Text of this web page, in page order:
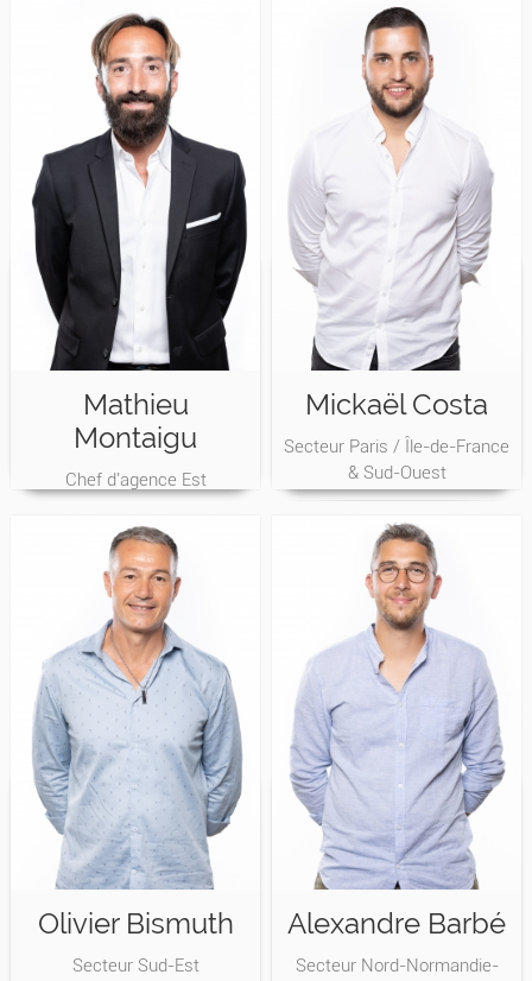
Mathieu
Montaigu
Chef d'agence Est
Mickaël Costa
Secteur Paris / Île-de-France
& Sud-Ouest
Olivier Bismuth
Secteur Sud-Est
Alexandre Barbé
Secteur Nord-Normandie-